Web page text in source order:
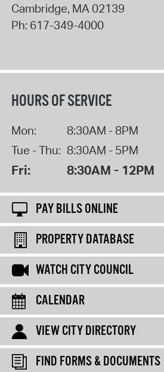
Cambridge, MA 02139
Ph: 617-349-4000
HOURS OF SERVICE
Mon:
8:30AM - 8PM
Tue - Thu: 8:30AM - 5PM
Fri: 8:30AM - 12PM
PAY BILLS ONLINE
PROPERTY DATABASE
WATCH CITY COUNCIL
CALENDAR
VIEW CITY DIRECTORY
FIND FORMS & DOCUMENTS